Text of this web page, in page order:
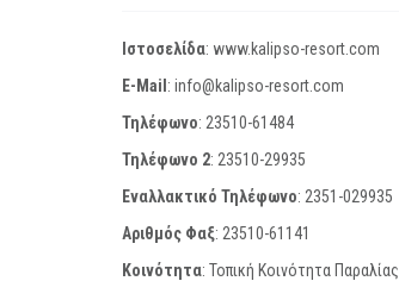
Ιστοσελίδα: www.kalipso-resort.com
E-Mail : info@kalipso-resort.com
Τηλέφωνο: 23510-61484
Τηλέφωνο 2: 23510-29935
Εναλλακτικό Τηλέφωνο: 2351-029935
Αριθμός Φαξ: 23510-61141
Κοινότητα: Τοπική Κοινότητα Παραλίας